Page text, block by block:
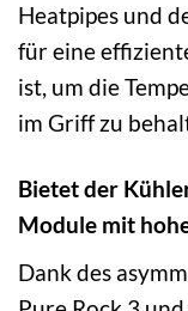
Heatpipes und
für eine
ist, um die
im Griff zu
Bietet der
Module mit
Dank des